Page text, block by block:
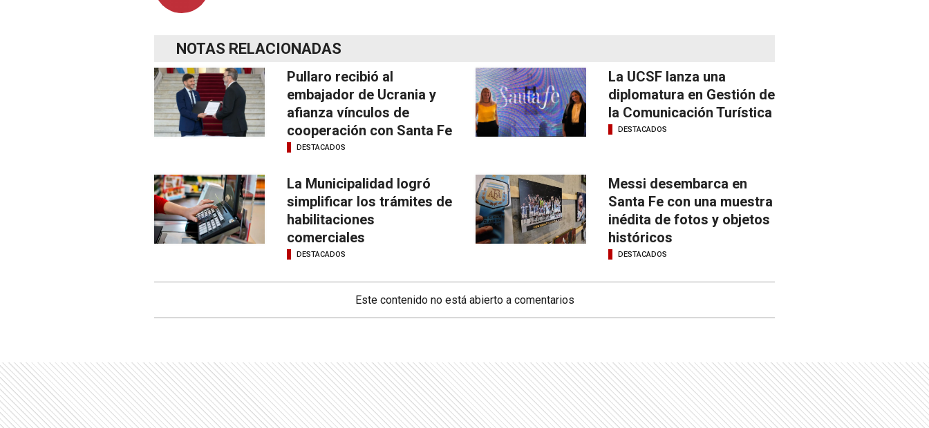
NOTAS RELACIONADAS
Pullaro recibió al
embajador de Ucrania y
afianza vínculos de
cooperación con Santa Fe
DESTACADOS
La UCSF lanza una
diplomatura en Gestión de
la Comunicación Turística
DESTACADOS
La Municipalidad logró
simplificar los trámites de
habilitaciones
comerciales
DESTACADOS
Messi desembarca en
Santa Fe con una muestra
inédita de fotos y objetos
históricos
DESTACADOS
Este contenido no está abierto a comentarios